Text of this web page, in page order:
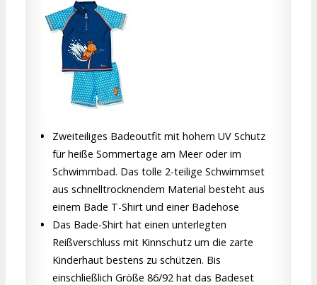
Zweiteiliges Badeoutfit mit hohem UV Schutz
für heiße Sommertage am Meer oder im
Schwimmbad. Das tolle 2-teilige Schwimmset
aus schnelltrocknendem Material besteht aus
einem Bade T-Shirt und einer Badehose
Das Bade-Shirt hat einen unterlegten
Reißverschluss mit Kinnschutz um die zarte
Kinderhaut bestens zu schützen. Bis
einschließlich Größe 86/92 hat das Badeset